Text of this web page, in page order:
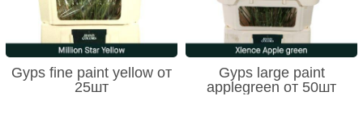
Gyps fine paint yellow от
25шт
Gyps large paint
applegreen от 50шт